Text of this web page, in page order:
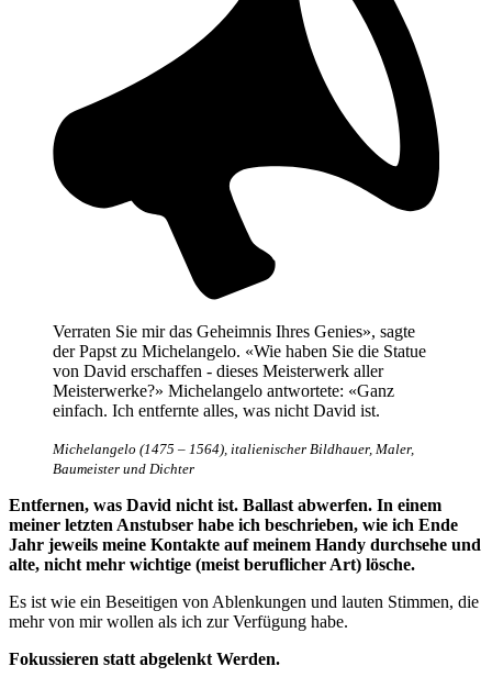
Verraten Sie mir das Geheimnis Ihres Genies», sagte
der Papst zu Michelangelo. «Wie haben Sie die Statue
von David erschaffen - dieses Meisterwerk aller
Meisterwerke?» Michelangelo antwortete: «Ganz
einfach. Ich entfernte alles, was nicht David ist.
Michelangelo (1475 – 1564), italienischer Bildhauer, Maler,
Baumeister und Dichter
Entfernen, was David nicht ist. Ballast abwerfen. In einem
meiner letzten Anstubser habe ich beschrieben, wie ich Ende
Jahr jeweils meine Kontakte auf meinem Handy durchsehe und
alte, nicht mehr wichtige (meist beruflicher Art) lösche.
Es ist wie ein Beseitigen von Ablenkungen und lauten Stimmen, die
mehr von mir wollen als ich zur Verfügung habe.
Fokussieren statt abgelenkt Werden.